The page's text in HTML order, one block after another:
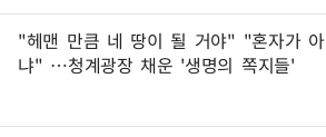
"헤맨 만큼 네 땅이 될 거야" "혼자가 아
냐" …청계광장 채운 '생명의 쪽지들'